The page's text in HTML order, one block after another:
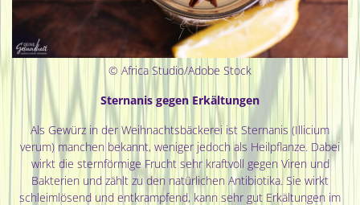
© Africa Studio/Adobe Stock
Sternanis gegen Erkältungen
Als Gewürz in der Weihnachtsbäckerei ist Sternanis (Illicium
verum) manchen bekannt, weniger jedoch als Heilpflanze. Dabei
wirkt die sternförmige Frucht sehr kraftvoll gegen Viren und
Bakterien und zählt zu den natürlichen Antibiotika. Sie wirkt
schleimlösend und entkrampfend, kann sehr gut Erkältungen im